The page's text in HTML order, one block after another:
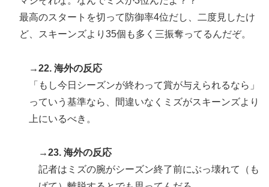
最高のスタートを切って防御率4位だし、二度見したけ
ど、スキーンズより35個も多く三振奪ってるんだぞ。
→22. 海外の反応
「もし今日シーズンが終わって賞が与えられるなら」
っていう基準なら、間違いなくミズがスキーンズより
上にいるべき。
→23. 海外の反応
記者はミズの腕がシーズン終了前にぶっ壊れて（も